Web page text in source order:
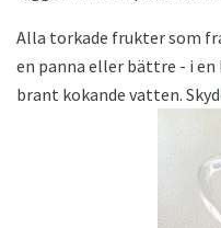
Alla torkade frukter som
en panna eller bättre - i
brant kokande vatten.